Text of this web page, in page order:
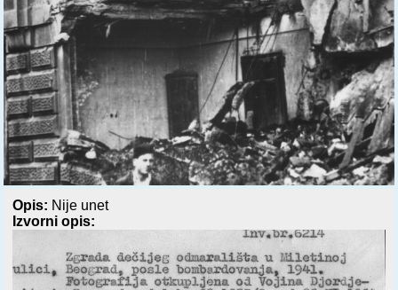
Opis: Nije unet
Izvorni opis: